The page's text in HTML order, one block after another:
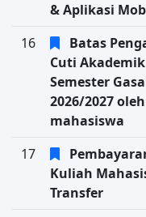
& Aplikasi
16
Batas
Cuti Akademik
Semester
2026/2027 oleh
mahasiswa
17
Kuliah
Transfer